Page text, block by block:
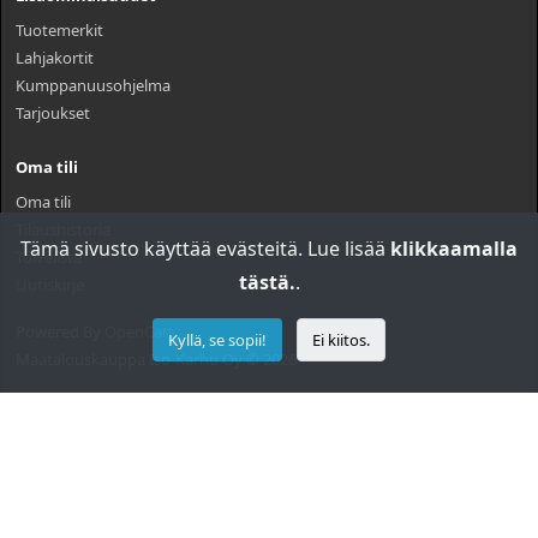
Tuotemerkit
Lahjakortit
Kumppanuusohjelma
Tarjoukset
Oma tili
Oma tili
Toivelista
OpenCart
Maatalouskauppa Iso-Karhu Oy © 2026
Tämä sivusto käyttää evästeitä. Lue lisää klikkaamalla
tästä..
Kyllä, se sopii! Ei kiitos.